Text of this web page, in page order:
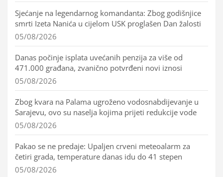
Sjećanje na legendarnog komandanta: Zbog godišnjice
smrti Izeta Nanića u cijelom USK proglašen Dan žalosti
05/08/2026
Danas počinje isplata uvećanih penzija za više od
471.000 građana, zvanično potvrđeni novi iznosi
05/08/2026
Zbog kvara na Palama ugroženo vodosnabdijevanje u
Sarajevu, ovo su naselja kojima prijeti redukcije vode
05/08/2026
Pakao se ne predaje: Upaljen crveni meteoalarm za
četiri grada, temperature danas idu do 41 stepen
05/08/2026